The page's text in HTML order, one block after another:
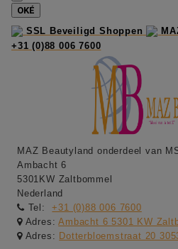
OKÉ
SSL Beveiligd Shoppen
+31 (0)88 006 7600
MAZ Beautyland onderdeel van
Ambacht 6
5301KW Zaltbommel
Nederland
Tel:
+31 (0)88 006 7600
Adres:Ambacht 6 5301 KW
Adres: Dotterbloemstraat 20